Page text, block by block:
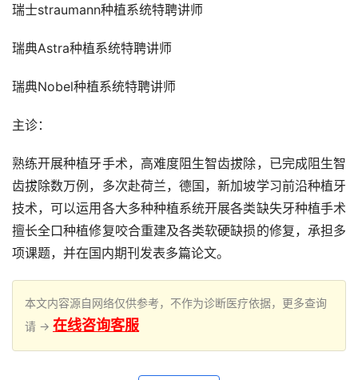
瑞士straumann种植系统特聘讲师
瑞典Astra种植系统特聘讲师
瑞典Nobel种植系统特聘讲师
主诊：
熟练开展种植牙手术，高难度阻生智齿拔除，已完成阻生智
齿拔除数万例，多次赴荷兰，德国，新加坡学习前沿种植牙
技术，可以运用各大多种种植系统开展各类缺失牙种植手术
擅长全口种植修复咬合重建及各类软硬缺损的修复，承担多
项课题，并在国内期刊发表多篇论文。
本文内容源自网络仅供参考，不作为诊断医疗依据，更多查询
请 → 在线咨询客服